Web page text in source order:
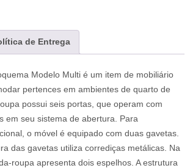
de Entrega
Modelo Multi é um item de mobiliário
pertences em ambientes de quarto de
possui seis portas, que operam com
em seu sistema de abertura. Para
o móvel é equipado com duas gavetas.
das gavetas utiliza corrediças metálicas. Na
roupa apresenta dois espelhos. A estrutura